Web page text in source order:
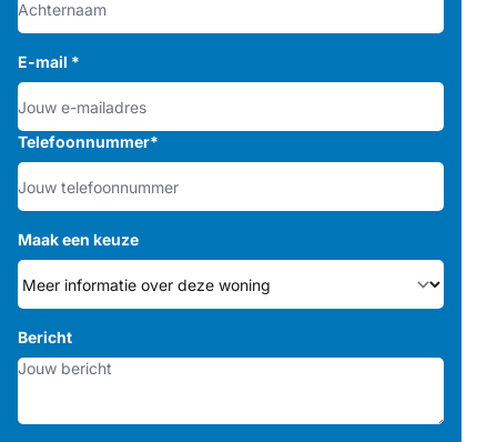
E-mail *
Telefoonnummer*
Maak een keuze
Bericht